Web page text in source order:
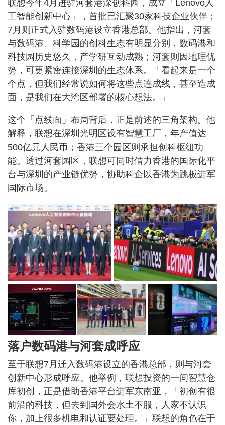
联想今年4月进驻河套港深创科园，成立「Lenovo人
工智能创新中心」，首批已汇聚30家科技企业伙伴；
7月则正式入驻数码港设立香港总部。他指出，河套
与数码港、科学园的创科生态有明显分别，数码港和
科技园历史悠久，产学研互动成熟；河套则因地理优
势，可更紧密连接深圳的生态体系。「看起来是一个
个点，但我们经常说如何将这些点连成线，甚至造成
面，是我们在大湾区部署的核心想法。」
这个「点线面」布局背后，正是前述的三角架构。他
解释，联想在深圳光明区设有智慧工厂，年产值达
500亿元人民币；香港三个园区则承担创科枢纽功
能。透过河套园区，联想可同时借力香港的国际化平
台与深圳的产业链优势，协助科企以香港为跳板进军
国际市场。
落户数码港与河套成呼应
至于联想7月迁入数码港设立的香港总部，则与河套
创新中心形成呼应。他举例，联想投资的一间智慧仓
库初创，正是借助香港平台进军东南亚，「初创有很
前沿的科技，但去到国外会水土不服，人家不认识
你，加上很多机电和认证要处理。」联想的角色在于